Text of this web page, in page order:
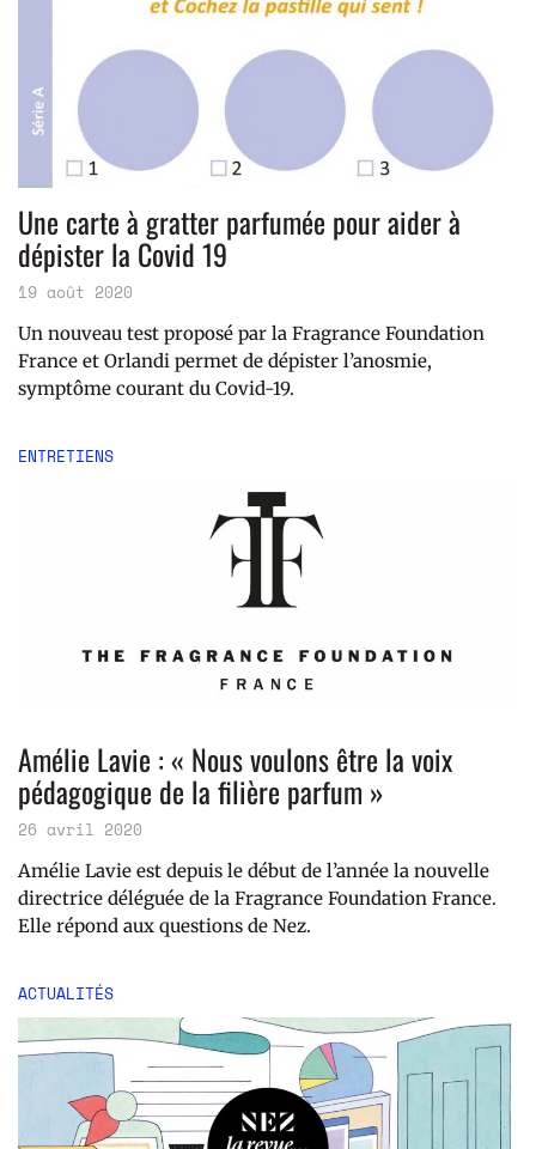
Une carte à gratter parfumée pour aider à
dépister la Covid 19
19 août 2020
Un nouveau test proposé par la Fragrance Foundation
France et Orlandi permet de dépister l’anosmie,
symptôme courant du Covid-19.
ENTRETIENS
Amélie Lavie : « Nous voulons être la voix
pédagogique de la filière parfum »
26 avril 2020
Amélie Lavie est depuis le début de l’année la nouvelle
directrice déléguée de la Fragrance Foundation France.
Elle répond aux questions de Nez.
ACTUALITÉS